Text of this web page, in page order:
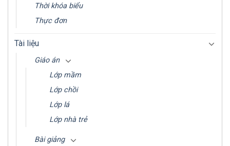
Thời khóa biểu
Thực đơn
Tài liệu
Giáo án
Lớp mầm
Lớp chồi
Lớp lá
Lớp nhà trẻ
Bài giảng